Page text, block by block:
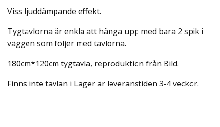
Viss ljuddämpande effekt.
Tygtavlorna är enkla att hänga upp med bara 2 spik i
väggen som följer med tavlorna.
180cm*120cm tygtavla, reproduktion från Bild.
Finns inte tavlan i Lager är leveranstiden 3-4 veckor.